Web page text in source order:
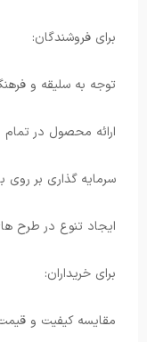
برای فروشندگان:
توجه به سلیقه و
ارائه محصول در
سرمایه گذاری بر روی
ایجاد تنوع در طرح
برای خریداران:
مقایسه کیفیت و